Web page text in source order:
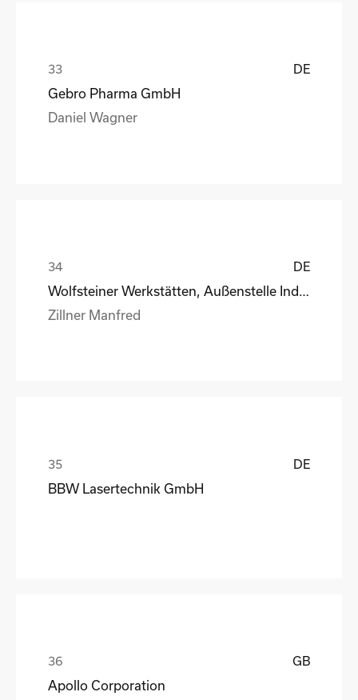
DE
Gebro Pharma GmbH
Daniel Wagner
DE
Zillner Manfred
DE
BBW Lasertechnik GmbH
GB
Apollo Corporation